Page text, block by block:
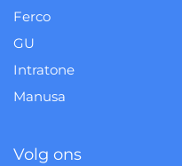
Ferco
GU
Intratone
Manusa
Volg ons